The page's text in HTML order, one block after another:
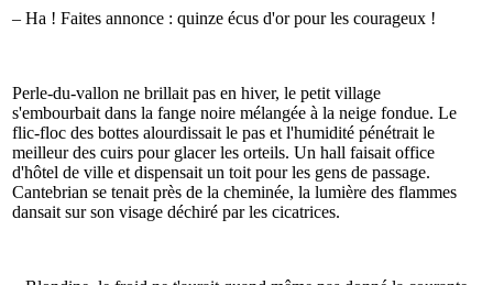
– Ha ! Faites annonce : quinze écus d'or pour les courageux !
Perle-du-vallon ne brillait pas en hiver, le petit village
s'embourbait dans la fange noire mélangée à la neige fondue. Le
flic-floc des bottes alourdissait le pas et l'humidité pénétrait le
meilleur des cuirs pour glacer les orteils. Un hall faisait office
d'hôtel de ville et dispensait un toit pour les gens de passage.
Cantebrian se tenait près de la cheminée, la lumière des flammes
dansait sur son visage déchiré par les cicatrices.